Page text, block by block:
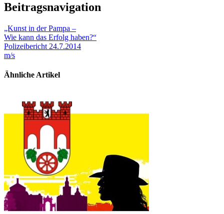
Beitragsnavigation
„Kunst in der Pampa –
Wie kann das Erfolg haben?“
Polizeibericht 24.7.2014
m/s
Ähnliche Artikel